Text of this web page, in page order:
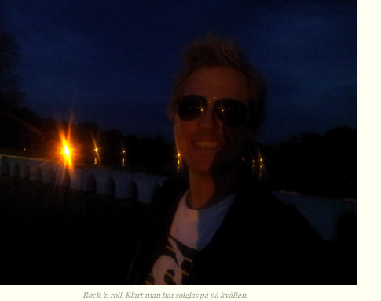
Rock ’n roll. Klart man har solglas på på kvällen.